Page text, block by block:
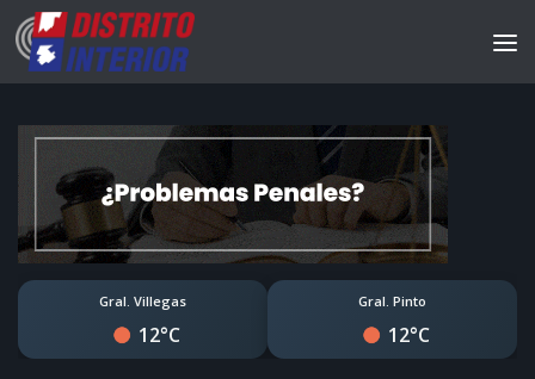
Gral. Villegas
12°C
Gral. Pinto
12°C